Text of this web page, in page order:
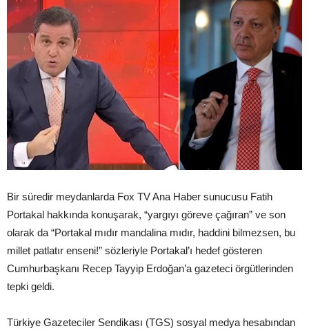
Bir süredir meydanlarda Fox TV Ana Haber sunucusu Fatih
Portakal hakkında konuşarak, “yargıyı göreve çağıran” ve son
olarak da “Portakal mıdır mandalina mıdır, haddini bilmezsen, bu
millet patlatır enseni!” sözleriyle Portakal’ı hedef gösteren
Cumhurbaşkanı Recep Tayyip Erdoğan’a gazeteci örgütlerinden
tepki geldi.
Türkiye Gazeteciler Sendikası (TGS) sosyal medya hesabından